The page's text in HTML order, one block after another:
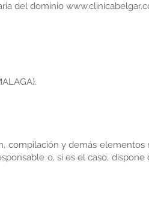
del dominio
compilación y demás elementos
o, si es el caso, dispone